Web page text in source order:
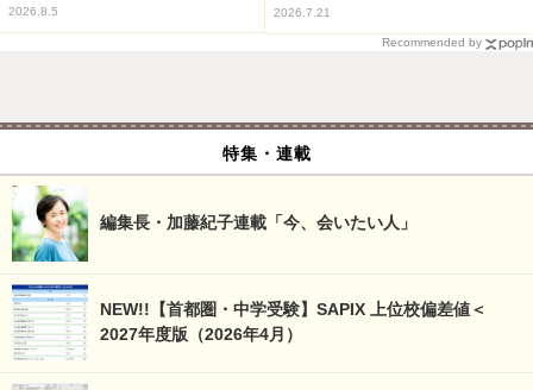
2026.8.5 2026.7.21
Recommended by
特集・連載
編集長・加藤紀子連載「今、会いたい人」
NEW!!【首都圏・中学受験】SAPIX 上位校偏差値＜
2027年度版（2026年4月）